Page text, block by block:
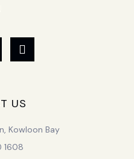
US
Kowloon Bay
1608